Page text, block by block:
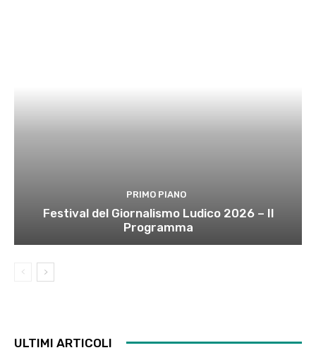
PRIMO PIANO
Festival del Giornalismo Ludico 2026 – Il
Programma
ULTIMI ARTICOLI